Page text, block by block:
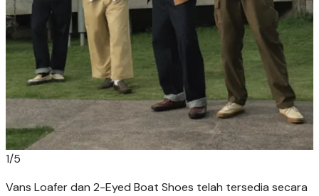
1/5
Vans Loafer dan 2-Eyed Boat Shoes telah tersedia secara